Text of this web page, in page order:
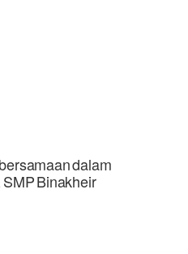
dalam
Binakheir